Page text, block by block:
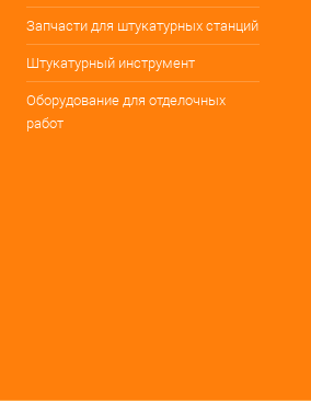
Запчасти для штукатурных станций
Штукатурный инструмент
Оборудование для отделочных
работ